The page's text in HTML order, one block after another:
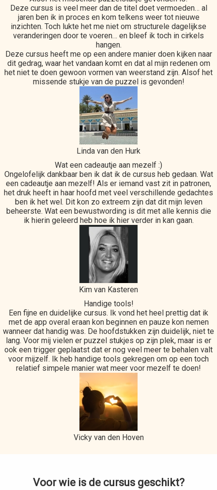
Deze cursus is veel meer dan de titel doet vermoeden… al
jaren ben ik in proces en kom telkens weer tot nieuwe
inzichten. Toch lukte het me niet om structurele dagelijkse
veranderingen door te voeren… en bleef ik toch in cirkels
hangen.
Deze cursus heeft me op een andere manier doen kijken naar
dit gedrag, waar het vandaan komt en dat al mijn redenen om
het niet te doen gewoon vormen van weerstand zijn. Alsof het
missende stukje van de puzzel is gevonden!
Linda van den Hurk
Wat een cadeautje aan mezelf :)
Ongelofelijk dankbaar ben ik dat ik de cursus heb gedaan. Wat
een cadeautje aan mezelf! Als er iemand vast zit in patronen,
het druk heeft in haar hoofd met veel verschillende gedachtes
ben ik het wel. Dit kon zo extreem zijn dat dit mijn leven
beheerste. Wat een bewustwording is dit met alle kennis die
ik hierin geleerd heb hoe ik hier verder in kan gaan.
Kim van Kasteren
Handige tools!
Een fijne en duidelijke cursus. Ik vond het heel prettig dat ik
met de app overal eraan kon beginnen en pauze kon nemen
wanneer dat handig was. De hoofdstukken zijn duidelijk, niet te
lang. Voor mij vielen er puzzel stukjes op zijn plek, maar is er
ook een trigger geplaatst dat er nog veel meer te behalen valt
voor mijzelf. Ik heb handige tools gekregen om op een toch
relatief simpele manier wat meer voor mezelf te doen!
Vicky van den Hoven
Voor wie is de cursus geschikt?